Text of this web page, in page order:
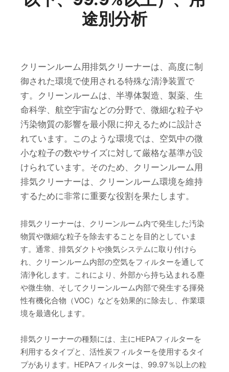
途別分析
クリーンルーム用排気クリーナーは、高度に制
御された環境で使用される特殊な清浄装置で
す。クリーンルームは、半導体製造、製薬、生
命科学、航空宇宙などの分野で、微細な粒子や
汚染物質の影響を最小限に抑えるために設計さ
れています。このような環境では、空気中の微
小な粒子の数やサイズに対して厳格な基準が設
けられています。そのため、クリーンルーム用
排気クリーナーは、クリーンルーム環境を維持
するために非常に重要な役割を果たします。
排気クリーナーは、クリーンルーム内で発生した汚染
物質や微細な粒子を除去することを目的としていま
す。通常、排気ダクトや換気システムに取り付けら
れ、クリーンルーム内部の空気をフィルターを通して
清浄化します。これにより、外部から持ち込まれる塵
や微生物、そしてクリーンルーム内部で発生する揮発
性有機化合物（VOC）などを効果的に除去し、作業環
境を最適化します。
排気クリーナーの種類には、主にHEPAフィルターを
利用するタイプと、活性炭フィルターを使用するタイ
プがあります。HEPAフィルターは、99.97％以上の粒